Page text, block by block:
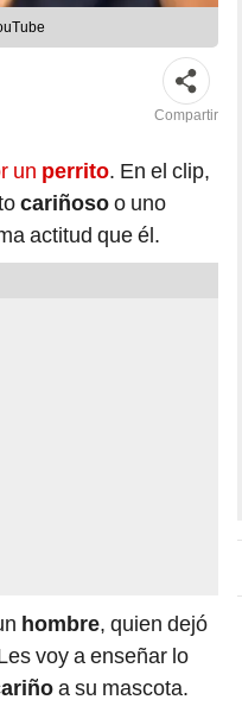
Compartir
un perrito. En el clip,
cariñosoo uno
actitud que él.
hombre, quien dejó
voy a enseñar lo
a su mascota.